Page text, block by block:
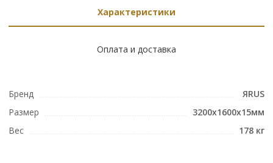
Характеристики
Оплата и доставка
Бренд
ЯRUS
Размер
3200x1600x15мм
Вес
178 кг